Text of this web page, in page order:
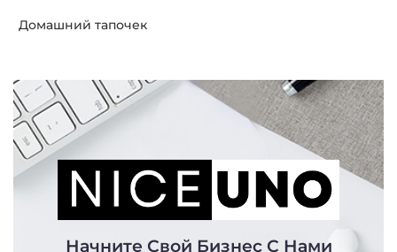
Домашний тапочек
Начните Свой Бизнес С Нами